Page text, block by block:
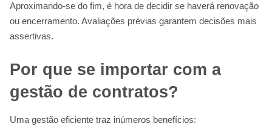
Aproximando-se do fim, é hora de decidir se haverá renovação
ou encerramento. Avaliações prévias garantem decisões mais
assertivas.
Por que se importar com a
gestão de contratos?
Uma gestão eficiente traz inúmeros benefícios: